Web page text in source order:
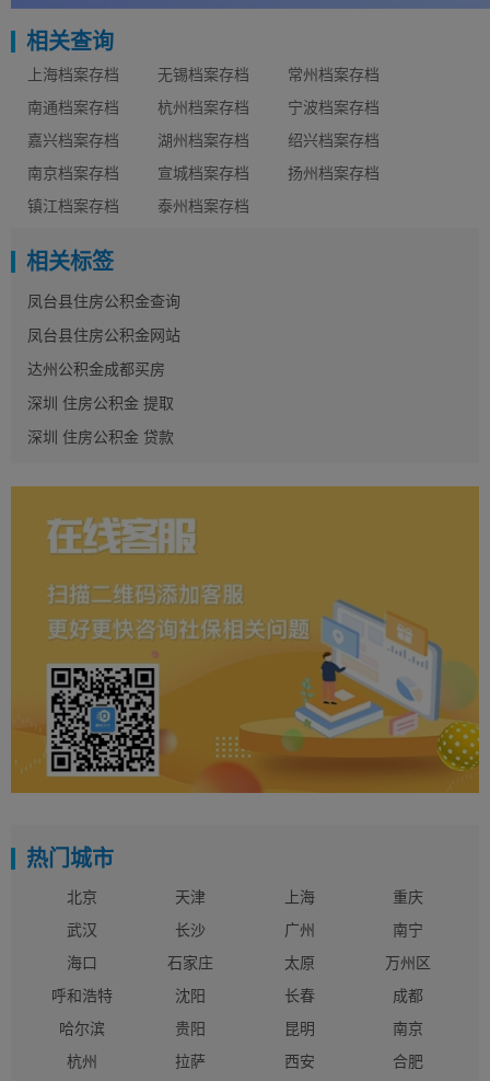
相关查询
上海档案存档 无锡档案存档
常州档案存档
南通档案存档
杭州档案存档
宁波档案存档
嘉兴档案存档
湖州档案存档
绍兴档案存档
南京档案存档
宣城档案存档
扬州档案存档
镇江档案存档
泰州档案存档
相关标签
凤台县住房公积金查询
凤台县住房公积金网站
达州公积金成都买房
深圳 住房公积金 提取
深圳 住房公积金 贷款
热门城市
北京 天津 上海
重庆
武汉
长沙 广州
南宁
海口
石家庄 太原
万州区
呼和浩特
沈阳 长春
成都
哈尔滨
贵阳 昆明
南京
杭州
拉萨 西安
合肥